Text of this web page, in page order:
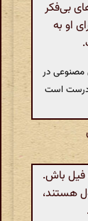
بی‌فکر
او به
مصنوعی در
است
فیل باش.
هستند،